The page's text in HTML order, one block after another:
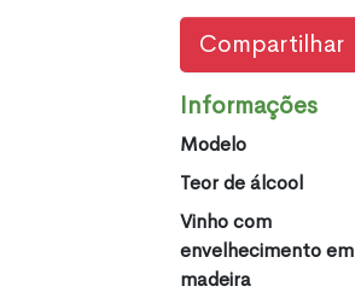
Compartilhar
Informações
Modelo
Teor de álcool
Vinho com
envelhecimento em
madeira